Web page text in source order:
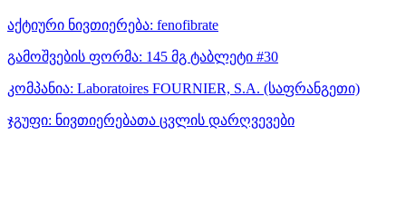
აქტიური ნივთიერება: fenofibrate
გამოშვების ფორმა: 145 მგ ტაბლეტი #30
კომპანია: Laboratoires FOURNIER, S.A. (საფრანგეთი)
ჯგუფი: ნივთიერებათა ცვლის დარღვევები